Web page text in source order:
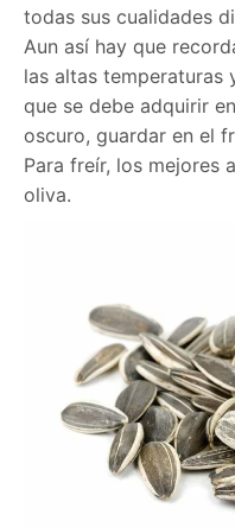
todas sus cualidades
Aun así hay que
las altas temperaturas
que se debe adquirir
oscuro, guardar en el
Para freír, los mejores
oliva.